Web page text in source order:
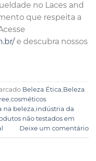
no Laces and
que respeita a
e descubra nossos
Beleza Ética,Beleza
,cosméticos
na beleza,indústria da
não testados em
Deixe um comentário